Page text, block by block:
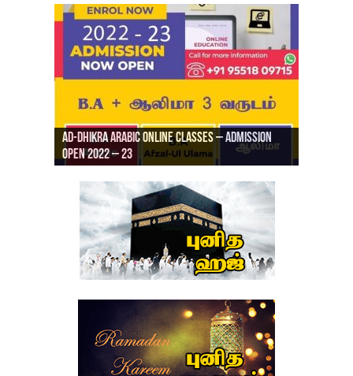
Ad-Dhikra Arabic Online Classes – Admission
Open 2022 – 23
Ad-Dhikra Arabic Online Classes – BA Arabic
AD DHIKRA ARABIC COLLEGE ADMISSION
ரியாத் ஜும்ஆ தமிழாக்கம், Jamia Al Hajiri
Masjid (Kuwait Masjid), Malaz, Riyadh